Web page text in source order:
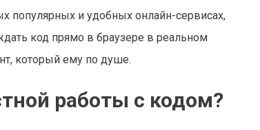
популярных и удобных онлайн-сервисах,
код прямо в браузере в реальном
который ему по душе.
работы с кодом?